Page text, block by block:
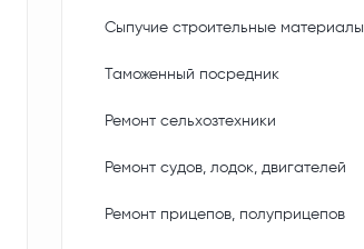
Сыпучие строительные материалы
Таможенный посредник
Ремонт сельхозтехники
Ремонт судов, лодок, двигателей
Ремонт прицепов, полуприцепов